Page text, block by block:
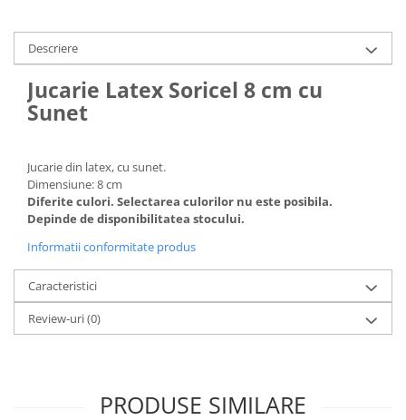
Servetele Umede
Covorase absorbante
Igiena Catel
Igiena Interior
Solutii Atractante si repelente
Jucarii Pisici
Lese, Hamuri si Zgarzi
Paturi, perne si cosuri pentru pisici
Recompense Delicioase
Descriere
Jucarie Latex Soricel 8 cm cu
Sunet
Jucarie din latex, cu sunet.
Dimensiune: 8 cm
Diferite culori. Selectarea culorilor nu este posibila.
Depinde de disponibilitatea stocului.
Informatii conformitate produs
Caracteristici
Review-uri(0)
PRODUSE SIMILARE